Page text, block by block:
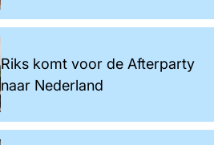
Riks komt voor de Afterparty
naar Nederland